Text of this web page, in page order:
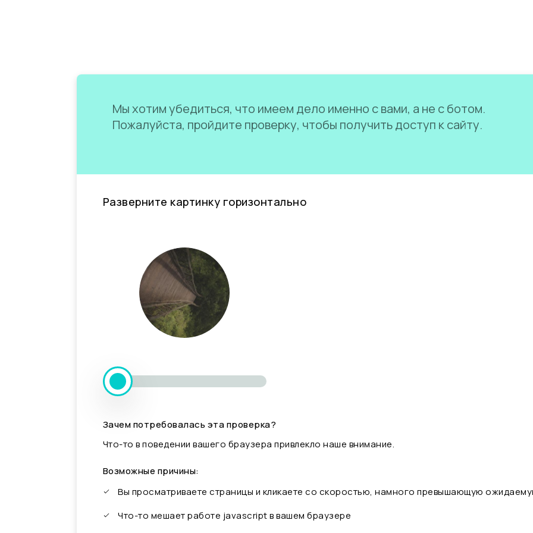
Мы хотим убедиться, что имеем дело именно с вами, а не с ботом.
Пожалуйста, пройдите проверку, чтобы получить доступ к сайту.
Разверните картинку горизонтально
Зачем потребовалась эта проверка?
Что-то в поведении вашего браузера привлекло наше внимание.
Возможные причины:
Вы просматриваете страницы и кликаете со скоростью, намного превышающую
Что-то мешает работе javascript в вашем браузере